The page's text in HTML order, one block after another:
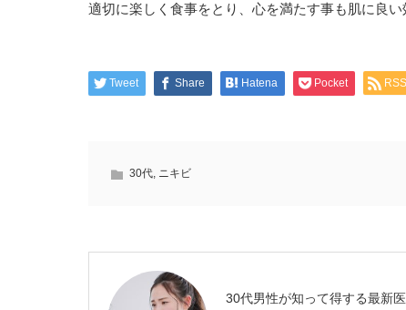
適切に楽しく食事をとり、心を満たす事も肌に良い
Tweet Share Hatena Pocket RSS
30代, ニキビ
30代男性が知って得する最新